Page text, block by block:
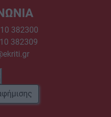
382300
382309